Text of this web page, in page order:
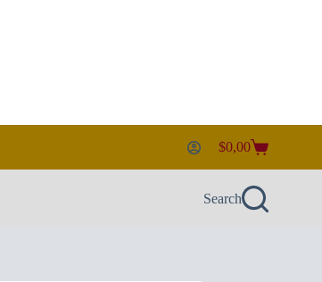
Shopping
cart
$0,00
Search